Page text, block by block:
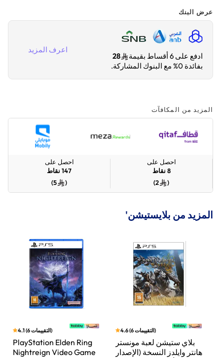
عرض البنك
ادفع على 6 أقساط بقيمة
28
بفائدة 0% مع البنوك المشاركة.
اعرف المزيد
المزيد من المكافآت
احصل على
8 نقاط
(
2
)
احصل على
147 نقاط
(
5
)
المزيد من بلايستيشن'
4.1(6التقييمات)
PlayStation Elden Ring
Nightreign Video Game
4.6(6التقييمات)
بلاي ستيشن لعبة مونستر
هانتر وايلدز النسخة (الإصدار